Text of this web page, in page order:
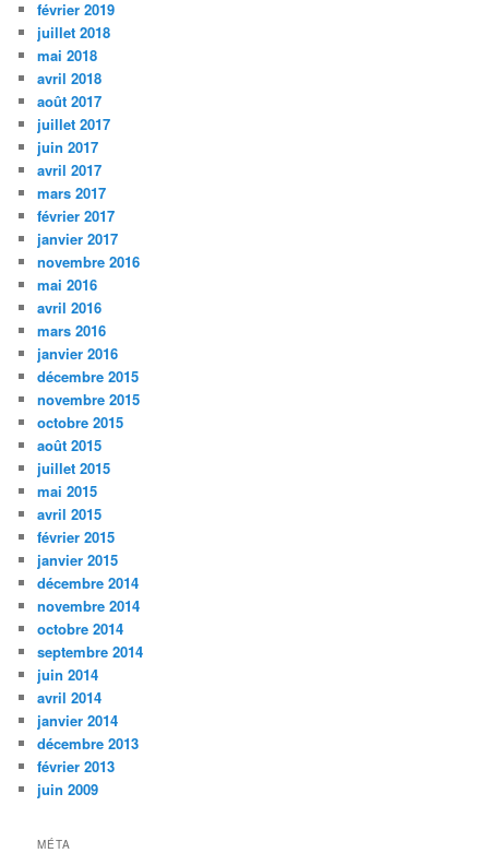
février 2019
juillet 2018
mai 2018
avril 2018
août 2017
juillet 2017
juin 2017
avril 2017
mars 2017
février 2017
janvier 2017
novembre 2016
mai 2016
avril 2016
mars 2016
janvier 2016
décembre 2015
novembre 2015
octobre 2015
août 2015
juillet 2015
mai 2015
avril 2015
février 2015
janvier 2015
décembre 2014
novembre 2014
octobre 2014
septembre 2014
juin 2014
avril 2014
janvier 2014
décembre 2013
février 2013
juin 2009
MÉTA